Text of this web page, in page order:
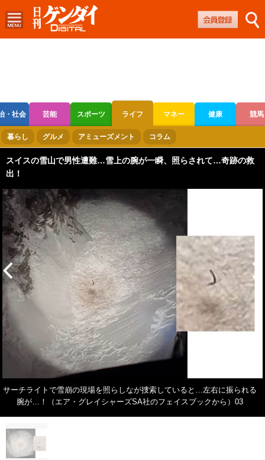
・社会 芸能 スポーツ ライフ マネー 健康 競馬
ボートレース 競輪 オートレース
暮らし グルメ アミューズメント コラム
スイスの雪山で男性遭難…雪上の腕が一瞬、照らされて…奇跡の救
出！
サーチライトで雪崩の現場を照らしなが捜索していると…左右に振られる
腕が…！（エア・グレイシャーズSA社のフェイスブックから）03